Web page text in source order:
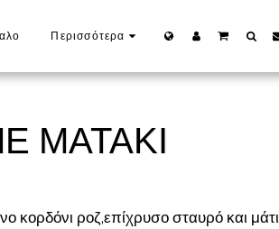
Περισσότερα
ΜΑΤΆΚΙ
κορδόνι ροζ,επίχρυσο σταυρό και μάτι